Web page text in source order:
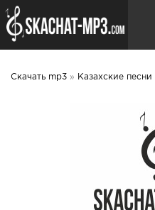
Скачать mp3 » Казахские песни